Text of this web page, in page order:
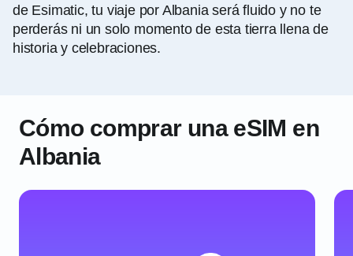
de Esimatic, tu viaje por Albania será fluido y no te
perderás ni un solo momento de esta tierra llena de
historia y celebraciones.
Cómo comprar una eSIM en
Albania